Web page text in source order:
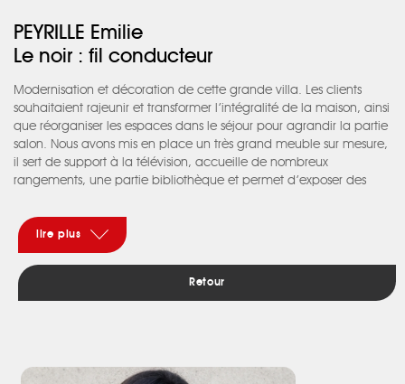
PEYRILLE Emilie
Le noir : fil conducteur
Modernisation et décoration de cette grande villa. Les clients
souhaitaient rajeunir et transformer l’intégralité de la maison, ainsi
que réorganiser les espaces dans le séjour pour agrandir la partie
salon. Nous avons mis en place un très grand meuble sur mesure,
il sert de support à la télévision, accueille de nombreux
rangements, une partie bibliothèque et permet d’exposer des
devient la partie centrale de l’espace jour. Une verrière permet
d’ouvrir visuellement sur la cuisine en apportant une touche plus
contemporaine à la pièce par son graphisme. La couleur met en
valeur les différents espaces de vie et apporte une finition
moderne aux pièces. Le noir est le fil conducteur du projet, il se
lire plus
Retour